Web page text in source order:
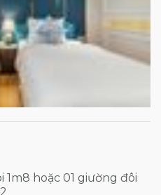
1m8 hoặc 01 giường đôi